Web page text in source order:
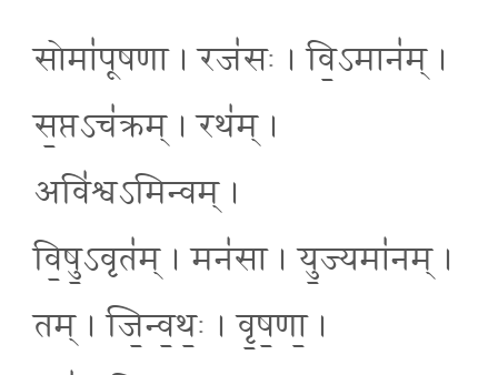
सोमा॑पूषणा । रज॑सः । वि॒ऽमान॑म् ।
स॒प्तऽच॑क्रम् । रथ॑म् ।
अवि॑श्वऽमिन्वम् ।
वि॒षु॒ऽवृत॑म् । मन॑सा । यु॒ज्यमा॑नम् ।
तम् । जि॒न्व॒थः॒ । वृ॒ष॒णा॒ ।